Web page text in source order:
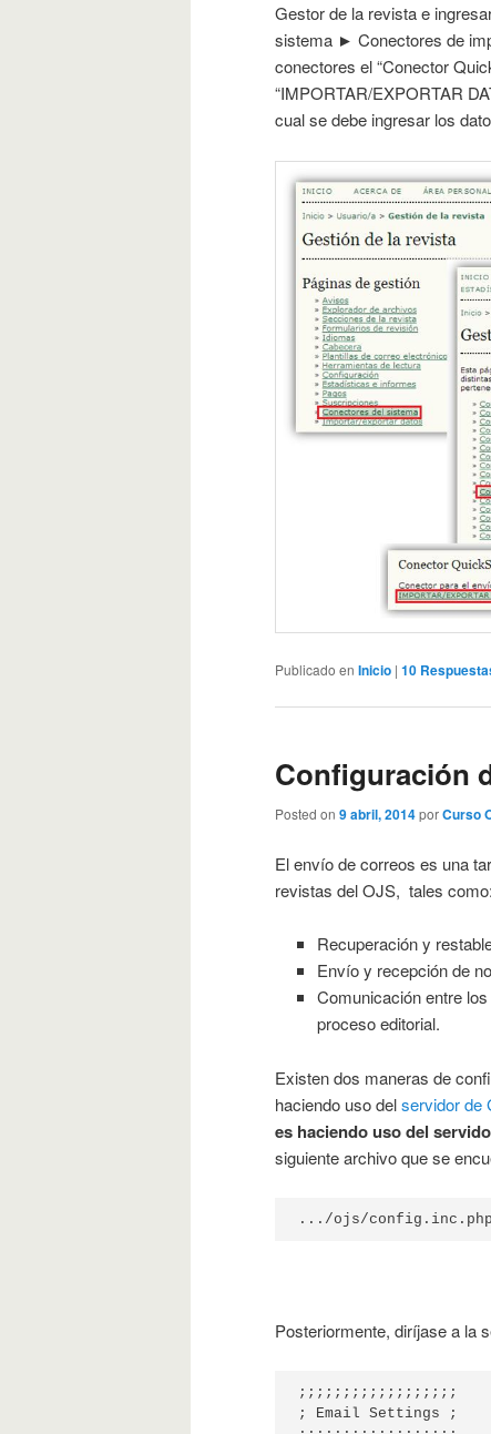
Gestor de la revista e
sistema ► Conectores de
conectores el “Conector
“IMPORTAR/EXPORTAR
cual se debe ingresar los
Publicado en Inicio | 10
Configuración
Posted on 9 abril, 2014porCurso
El envío de correos es una
revistas del OJS, tales como:
Recuperación y
Envío y recepción de
Comunicación entre
proceso editorial.
Existen dos maneras de
haciendo uso delservidor de
es haciendo uso del
siguiente archivo que se
.../ojs/config.inc.php
Posteriormente, diríjase a la
;;;;;;;;;;;;;;;;;;
; Email Settings ;